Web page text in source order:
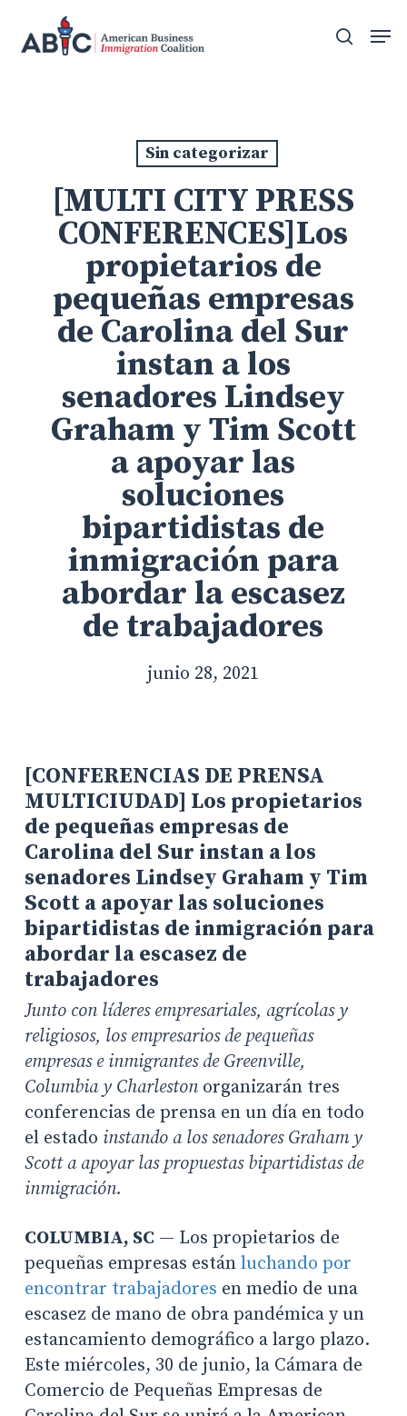
search
Sin categorizar
[MULTI CITY PRESS
CONFERENCES]Los
propietarios de
pequeñas empresas
de Carolina del Sur
instan a los
senadores Lindsey
Graham y Tim Scott
a apoyar las
soluciones
bipartidistas de
inmigración para
abordar la escasez
de trabajadores
junio 28, 2021
[CONFERENCIAS DE PRENSA
MULTICIUDAD] Los propietarios
de pequeñas empresas de
Carolina del Sur instan a los
senadores Lindsey Graham y Tim
Scott a apoyar las soluciones
bipartidistas de inmigración para
abordar la escasez de
trabajadores
Junto con líderes empresariales, agrícolas y
religiosos, los empresarios de pequeñas
empresas e inmigrantes de Greenville,
Columbia y Charleston organizarán tres
conferencias de prensa en un día en todo
el estado instando a los senadores Graham y
Scott a apoyar las propuestas bipartidistas de
inmigración.
COLUMBIA, SC — Los propietarios de
pequeñas empresas están luchando por
encontrar trabajadores en medio de una
escasez de mano de obra pandémica y un
estancamiento demográfico a largo plazo.
Este miércoles, 30 de junio, la Cámara de
Comercio de Pequeñas Empresas de